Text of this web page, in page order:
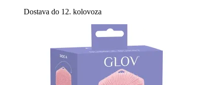
Dostava do 12. kolovoza